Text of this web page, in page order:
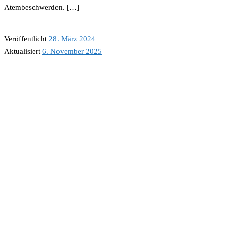
Atembeschwerden. […]
Veröffentlicht 28. März 2024
Aktualisiert 6. November 2025